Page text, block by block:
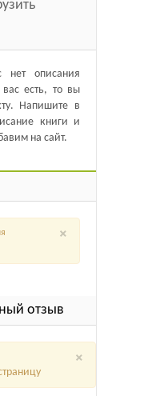
описания
есть, то вы
Напишите в
книги и
на сайт.
×
отзыв
×